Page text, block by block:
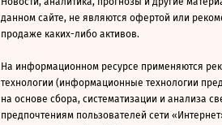
данном сайте, не являются офертой или
продаже каких-либо активов.
На информационном ресурсе применяются
технологии (информационные технологии
на основе сбора, систематизации и анализа
предпочтениям пользователей сети